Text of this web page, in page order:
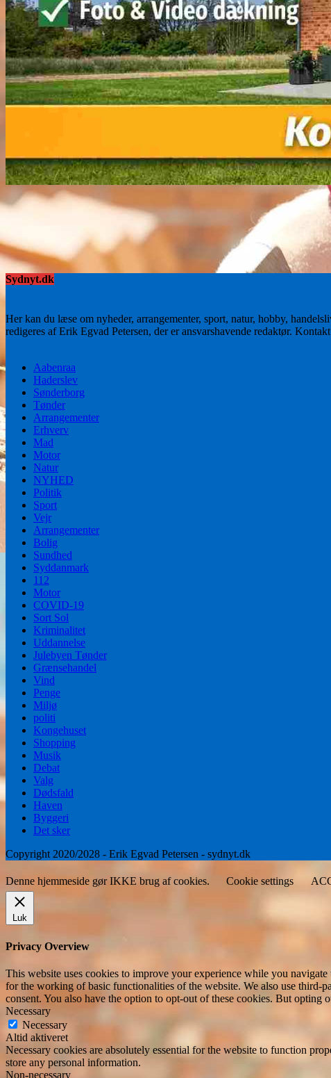
Sydnyt.dk
Her kan du læse om nyheder, arrangementer, sport, natur, hobby,
redigeres af Erik Egvad Petersen, der er ansvarshavende redaktør.
Aabenraa
Haderslev
Sønderborg
Tønder
Arrangementer
Erhverv
Mad
Motor
Natur
NYHED
Politik
Sport
Vejr
Arrangementer
Bolig
Sundhed
Syddanmark
112
Motor
COVID-19
Sort Sol
Kriminalitet
Uddannelse
Julebyen Tønder
Grænsehandel
Vind
Penge
Miljø
politi
Kongehuset
Shopping
Musik
Debat
Valg
Dødsfald
Haven
Byggeri
Det sker
Copyright 2020/2028 - Erik Egvad Petersen - sydnyt.dk
Denne hjemmeside gør IKKE brug af cookies. Cookie settings
Luk
Privacy Overview
This website uses cookies to improve your experience while you
for the working of basic functionalities of the website. We also use third-
consent. You also have the option to opt-out of these cookies. But
Necessary
Necessary
Altid aktiveret
Necessary cookies are absolutely essential for the website to function
store any personal information.
Non-necessary